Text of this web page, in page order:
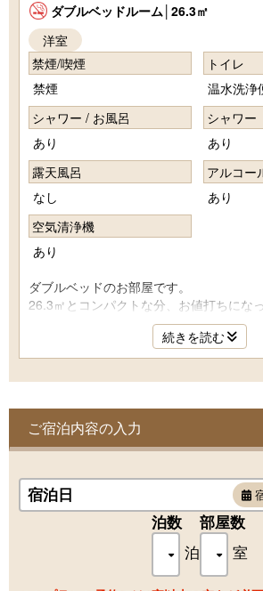
ダブルベッドルーム│26.3㎡
洋室
禁煙/喫煙
禁煙
トイレ
温水洗浄
シャワー / お風呂
あり
シャワー
あり
露天風呂
なし
アルコー
あり
空気清浄機
あり
ダブルベッドのお部屋です。
26.3㎡とコンパクトな分、お値打ちになっ
続きを読む
ご宿泊内容の入力
宿泊日
泊数
泊
部屋数
室